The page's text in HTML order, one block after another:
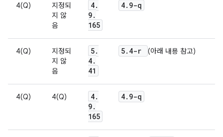
4(Q)
지정되
지 않
음
4.
9.
165
4. 9-q
4(Q)
지정되
지 않
음
5.
4.
41
5. 4-r (아래 내용 참고)
4(Q) 4(Q) 4.
9.
165
4. 9-q